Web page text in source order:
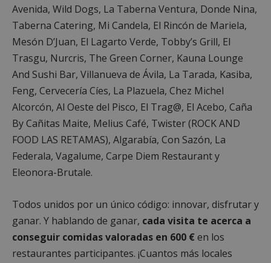
Avenida, Wild Dogs, La Taberna Ventura, Donde Nina,
Taberna Catering, Mi Candela, El Rincón de Mariela,
Mesón D’Juan, El Lagarto Verde, Tobby’s Grill, El
Trasgu, Nurcris, The Green Corner, Kauna Lounge
And Sushi Bar, Villanueva de Ávila, La Tarada, Kasiba,
Feng, Cervecería Cíes, La Plazuela, Chez Michel
Alcorcón, Al Oeste del Pisco, El Trag@, El Acebo, Caña
By Cañitas Maite, Melius Café, Twister (ROCK AND
FOOD LAS RETAMAS), Algarabía, Con Sazón, La
Federala, Vagalume, Carpe Diem Restaurant y
Eleonora-Brutale.
Todos unidos por un único código: innovar, disfrutar y
ganar. Y hablando de ganar, cada visita te acerca a
conseguir comidas valoradas en 600 € en los
restaurantes participantes. ¡Cuantos más locales